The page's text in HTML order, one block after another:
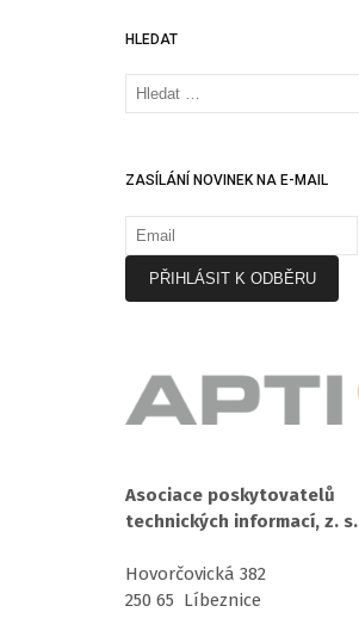
HLEDAT
Vyhledávání
ZASÍLÁNÍ NOVINEK NA E-MAIL
Asociace poskytovatelů
technických informací, z. s.
Hovorčovická 382
250 65 Líbeznice